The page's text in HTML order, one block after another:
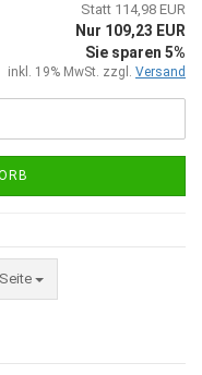
Statt 114,98 EUR
Nur 109,23 EUR
Sie sparen 5%
inkl. 19% MwSt. zzgl. Versand